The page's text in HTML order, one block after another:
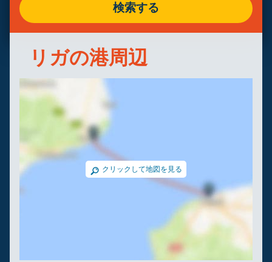
予約の管理
検索する
リガの港周辺
クリックして地図を見る